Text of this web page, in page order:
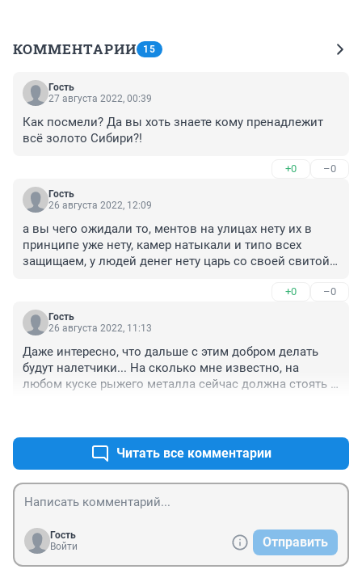
КОММЕНТАРИИ 15
Гость
27 августа 2022, 00:39
Как посмели? Да вы хоть знаете кому пренадлежит
всё золото Сибири?!
+0 –0
Гость
26 августа 2022, 12:09
а вы чего ожидали то, ментов на улицах нету их в
принципе уже нету, камер натыкали и типо всех
защищаем, у людей денег нету царь со своей свитой
+0 –0
Гость
26 августа 2022, 11:13
Даже интересно, что дальше с этим добром делать
будут налетчики... На сколько мне известно, на
любом куске рыжего металла сейчас должна стоять
изделия. Ну, или на "черный рынок" за три копейки
сбудут. Риск неоправдан. Глупо.
Читать все комментарии
Гость
Войти
Отправить